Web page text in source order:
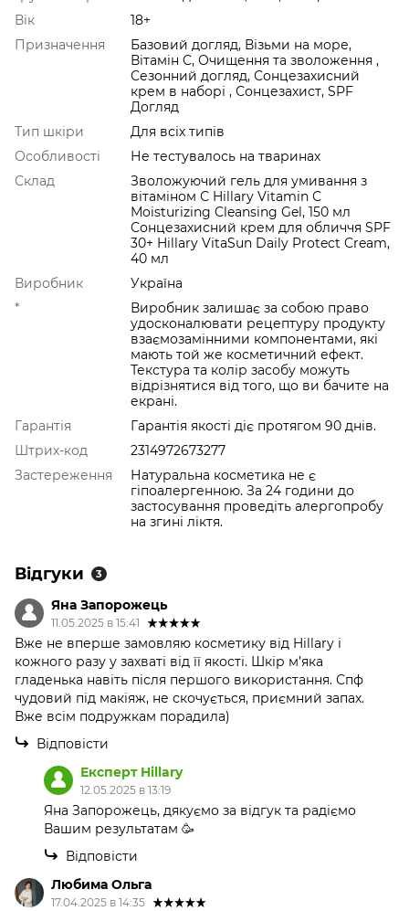
Вік
18+
Призначення
Базовий догляд, Візьми на море,
Вітамін C, Очищення та зволоження ,
Сезонний догляд, Сонцезахисний
крем в наборі , Сонцезахист, SPF
Догляд
Тип шкіри
Для всіх типів
Особливості
Не тестувалось на тваринах
Склад
Зволожуючий гель для умивання з
вітаміном С Hillary Vitamin С
Мoisturizing Cleansing Gel, 150 мл
Сонцезахисний крем для обличчя SPF
30+ Hillary VitaSun Daily Protect Cream,
40 мл
Виробник
Україна
*
Виробник залишає за собою право
удосконалювати рецептуру продукту
взаємозамінними компонентами, які
мають той же косметичний ефект.
Текстура та колір засобу можуть
відрізнятися від того, що ви бачите на
екрані.
Гарантія
Гарантія якості діє протягом 90 днів.
Штрих-код
2314972673277
Застереження
Натуральна косметика не є
гіпоалергенною. За 24 години до
застосування проведіть алергопробу
на згині ліктя.
Відгуки 3
Яна Запорожець
11.05.2025 в 15:41
Вже не вперше замовляю косметику від Hillary і
кожного разу у захваті від її якості. Шкір м’яка
гладенька навіть після першого використання. Спф
чудовий під макіяж, не скочується, приємний запах.
Вже всім подружкам порадила)
Відповісти
Експерт Hillary
12.05.2025 в 13:19
Яна Запорожець, дякуємо за відгук та радіємо
Вашим результатам 🥳
Відповісти
Любима Ольга
17.04.2025 в 14:35